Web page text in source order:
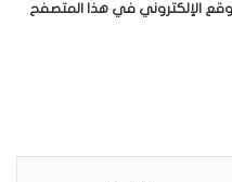
الإلكتروني في هذا المتصفح